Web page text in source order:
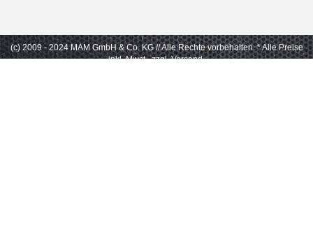
(c) 2009 - 2024 MAM GmbH & Co. KG // Alle Rechte vorbehalten. * Alle Preise
inkl. Mwst., zzgl. Versand.